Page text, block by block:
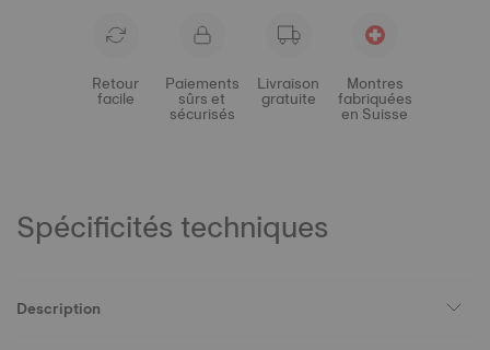
Retour
facile
Paiements
sûrs et
sécurisés
Livraison
gratuite
Montres
fabriquées
en Suisse
Spécificités techniques
Description